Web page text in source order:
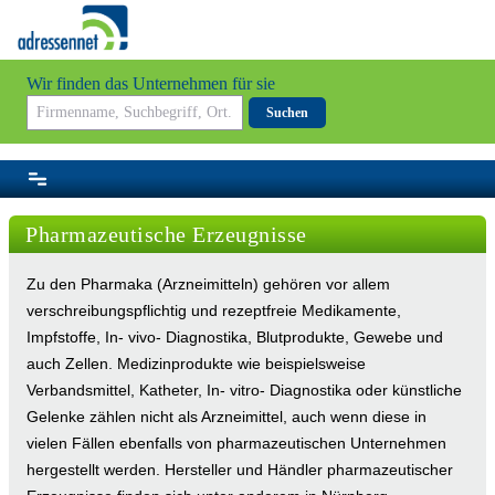
Wir finden das Unternehmen für sie
Suchen
Pharmazeutische Erzeugnisse
Zu den Pharmaka (Arzneimitteln) gehören vor allem
verschreibungspflichtig und rezeptfreie Medikamente,
Impfstoffe, In- vivo- Diagnostika, Blutprodukte, Gewebe und
auch Zellen. Medizinprodukte wie beispielsweise
Verbandsmittel, Katheter, In- vitro- Diagnostika oder künstliche
Gelenke zählen nicht als Arzneimittel, auch wenn diese in
vielen Fällen ebenfalls von pharmazeutischen Unternehmen
hergestellt werden. Hersteller und Händler pharmazeutischer